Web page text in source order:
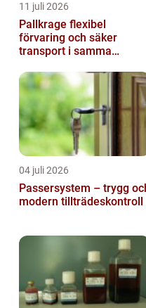
11 juli 2026
Pallkrage flexibel
förvaring och säker
transport i samma
04 juli 2026
Passersystem – trygg
modern tillträdeskontroll